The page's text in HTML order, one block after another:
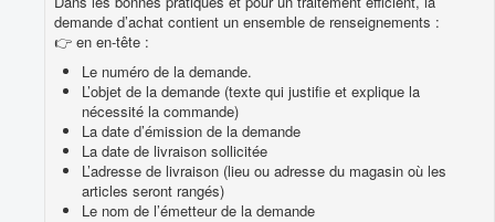
demande d’achat contient un ensemble de renseignements :
👉 en en-tête :
Le numéro de la demande.
L’objet de la demande (texte qui justifie et explique la
nécessité la commande)
La date d’émission de la demande
La date de livraison sollicitée
L’adresse de livraison (lieu ou adresse du magasin où les
articles seront rangés)
Le nom de l’émetteur de la demande